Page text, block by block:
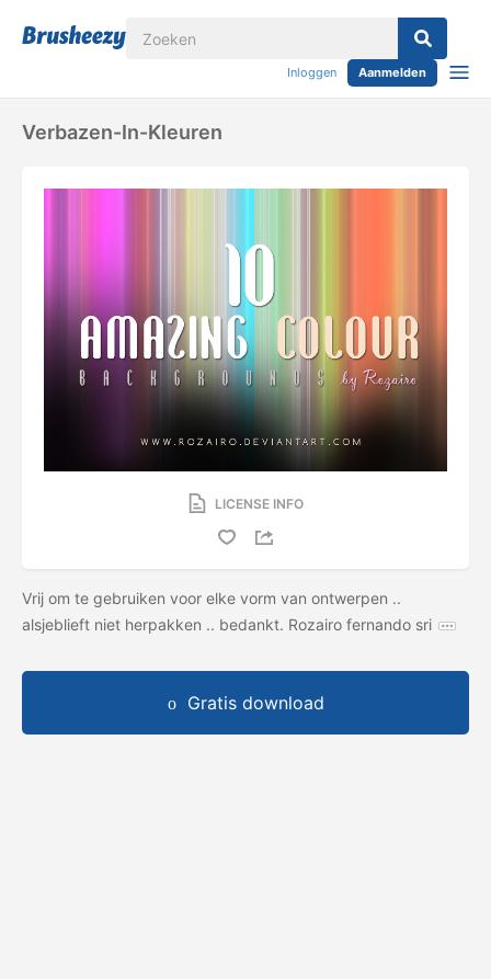
Inloggen Aanmelden
Verbazen-In-Kleuren
LICENSE INFO
Vrij om te gebruiken voor elke vorm van ontwerpen ..
alsjeblieft niet herpakken .. bedankt. Rozairo fernando sri
Gratis download